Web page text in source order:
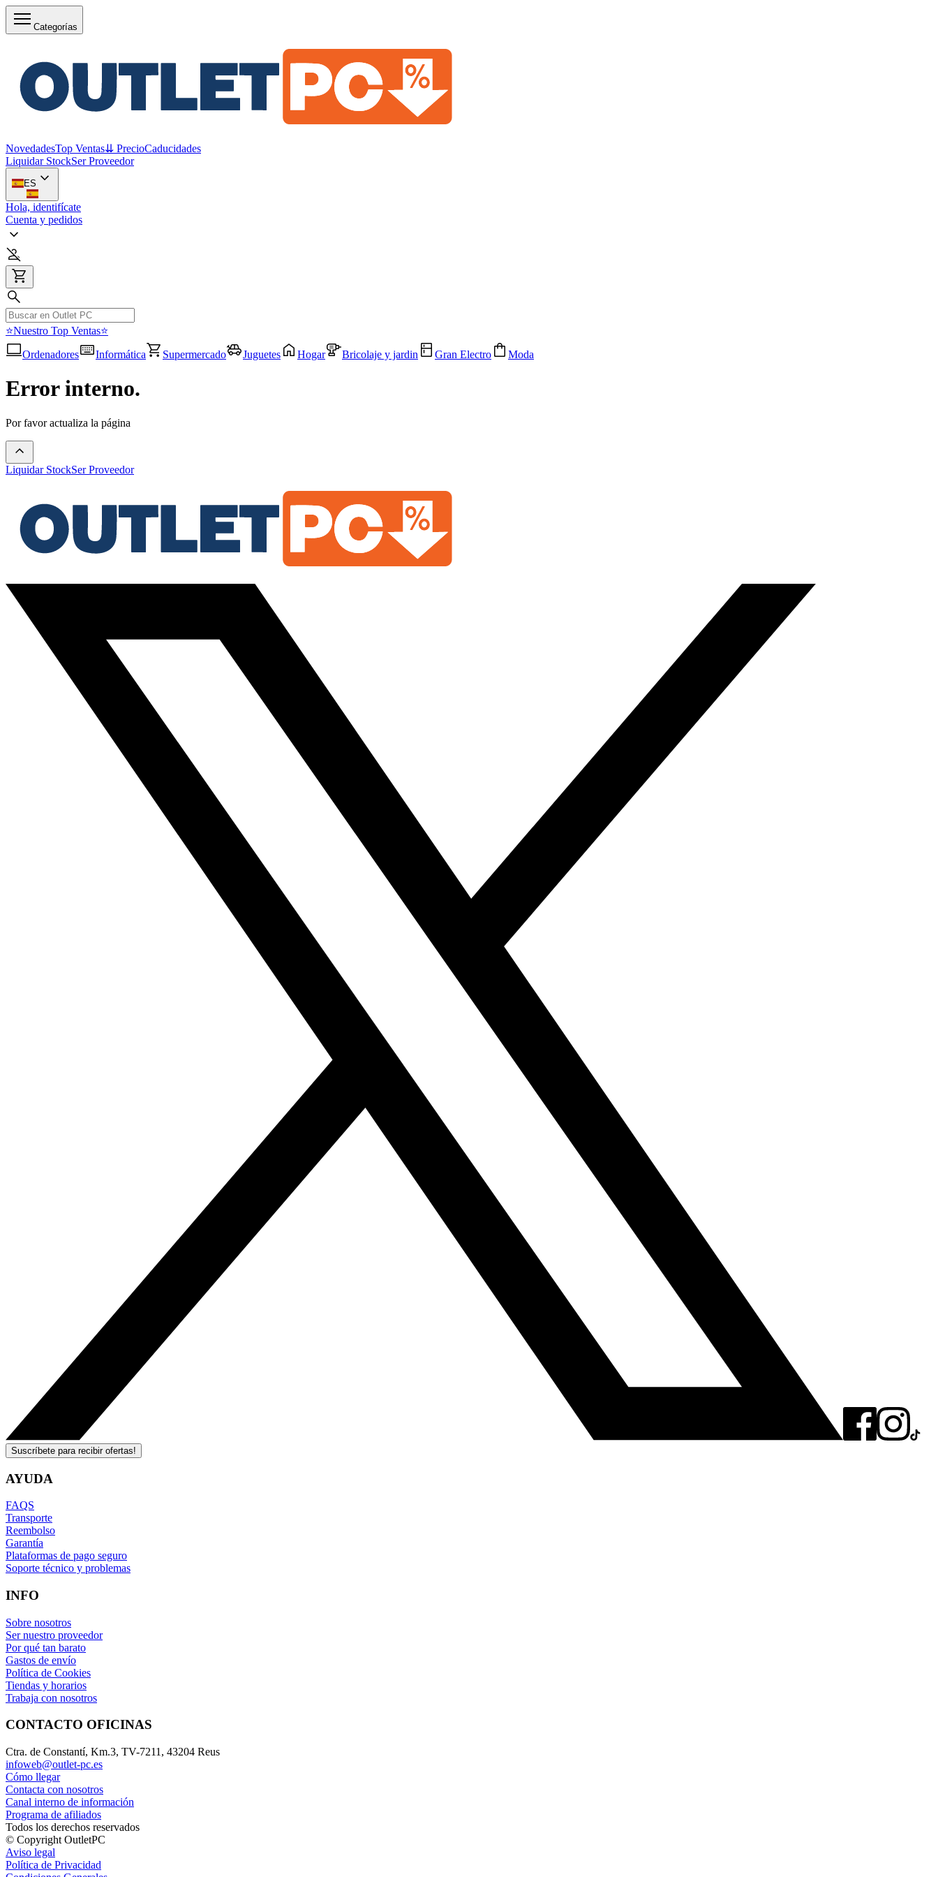
Categorías
NovedadesTop Ventas⇊ PrecioCaducidades
Liquidar StockSer Proveedor
ES
Hola, identifícate
Cuenta y pedidos
⭐Nuestro Top Ventas⭐
Ordenadores
Informática Supermercado Juguetes Hogar Bricolaje y jardin Gran Electro Moda
Error interno.
Por favor actualiza la página
Liquidar StockSer Proveedor
Suscríbete para recibir ofertas!
AYUDA
FAQS
Transporte
Reembolso
Garantía
Plataformas de pago seguro
Soporte técnico y problemas
INFO
Sobre nosotros
Ser nuestro proveedor
Por qué tan barato
Gastos de envío
Política de Cookies
Tiendas y horarios
Trabaja con nosotros
CONTACTO OFICINAS
Ctra. de Constantí, Km.3, TV-7211, 43204 Reus
infoweb@outlet-pc.es
Cómo llegar
Contacta con nosotros
Canal interno de información
Programa de afiliados
Todos los derechos reservados
© Copyright OutletPC
Aviso legal
Política de Privacidad